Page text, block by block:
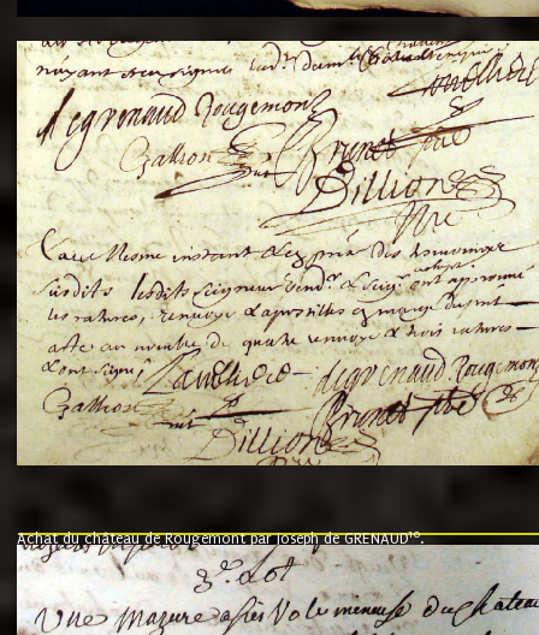
Achat du château de Rougemont par Joseph de GRENAUD10.
"l'an mil six cent soixante treze le ving neuvième jour du mois de
nommé fut présent Messire Claude Guillaume de Moyriat chevalier baron